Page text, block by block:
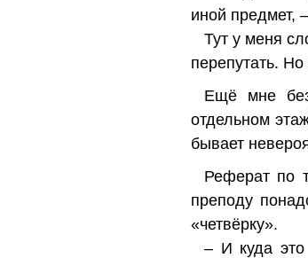
иной предмет,
Тут у меня
перепутать.
Ещё мне
отдельном
бывает
Реферат по
преподу
«четвёрку».
– И куда